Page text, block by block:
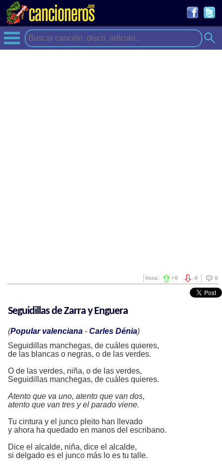
0
-0
Vota: +0
Seguidillas de Zarra y Enguera
(Popular valenciana - Carles Dénia)
Seguidillas manchegas, de cuáles quieres,
de las blancas o negras, o de las verdes.
O de las verdes, niña, o de las verdes,
Seguidillas manchegas, de cuáles quieres.
Atento que va uno, atento que van dos,
atento que van tres y el parado viene.
Tu cintura y el junco pleito han llevado
y ahora ha quedado en manos del escribano.
Dice el alcalde, niña, dice el alcalde,
si delgado es el junco más lo es tu talle.